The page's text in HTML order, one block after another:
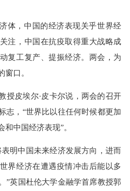
体，中国的经济表现关乎世界经
注，中国在抗疫取得重大战略成
复工复产、提振经济。两会，为
窗口。
授皮埃尔·皮卡尔说，两会的召开
志，“世界比以往任何时候都更加
中国经济表现”。
明中国未来经济发展方向，进而
界经济在遭遇疫情冲击后能以多
”英国杜伦大学金融学首席教授郭